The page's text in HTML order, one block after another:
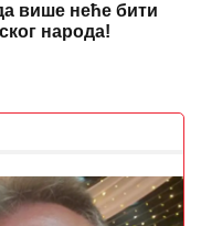
више неће бити
народа!